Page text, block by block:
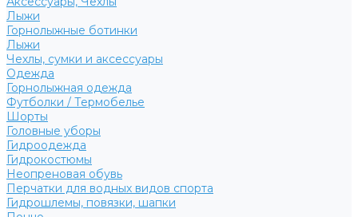
Лыжи
Горнолыжные ботинки
Лыжи
Чехлы, сумки и аксессуары
Одежда
Горнолыжная одежда
Футболки / Термобелье
Шорты
Головные уборы
Гидроодежда
Гидрокостюмы
Неопреновая обувь
Перчатки для водных видов спорта
Гидрошлемы, повязки, шапки